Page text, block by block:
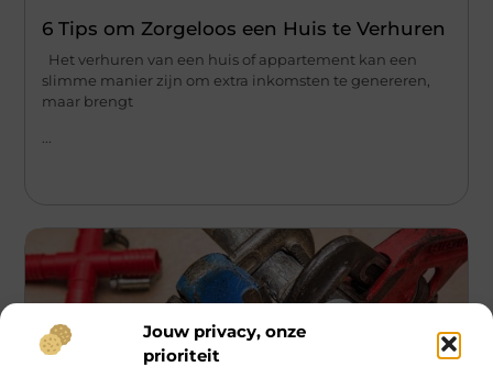
Jouw privacy, onze
prioriteit
6 Tips om Zorgeloos een Huis te Verhuren
Het verhuren van een huis of appartement kan een
slimme manier zijn om extra inkomsten te genereren,
maar brengt
...